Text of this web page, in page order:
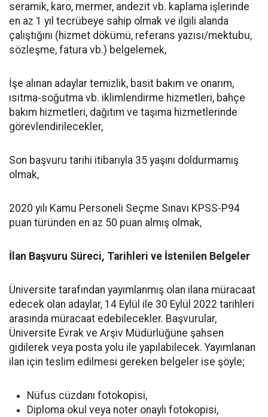
seramik, karo, mermer, andezit vb. kaplama işlerinde
en az 1 yıl tecrübeye sahip olmak ve ilgili alanda
çalıştığını (hizmet dökümü, referans yazısı/mektubu,
sözleşme, fatura vb.) belgelemek,
İşe alınan adaylar temizlik, basit bakım ve onarım,
ısıtma-soğutma vb. iklimlendirme hizmetleri, bahçe
bakım hizmetleri, dağıtım ve taşıma hizmetlerinde
görevlendirilecekler,
Son başvuru tarihi itibarıyla 35 yaşını doldurmamış
olmak,
2020 yılı Kamu Personeli Seçme Sınavı KPSS-P94
puan türünden en az 50 puan almış olmak,
İlan Başvuru Süreci, Tarihleri ve İstenilen Belgeler
Üniversite tarafından yayımlanmış olan ilana müracaat
edecek olan adaylar, 14 Eylül ile 30 Eylül 2022 tarihleri
arasında müracaat edebilecekler. Başvurular,
Üniversite Evrak ve Arşiv Müdürlüğüne şahsen
gidilerek veya posta yolu ile yapılabilecek. Yayımlanan
ilan için teslim edilmesi gereken belgeler ise şöyle;
Nüfus cüzdanı fotokopisi,
Diploma okul veya noter onaylı fotokopisi,